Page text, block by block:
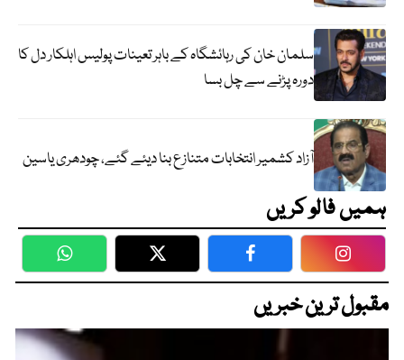
سلمان خان کی رہائشگاہ کے باہر تعینات پولیس اہلکار دل کا
دورہ پڑنے سے چل بسا
آزاد کشمیر انتخابات متنازع بنا دیئے گئے، چودھری یاسین
ہمیں فالو کریں
WhatsApp Twitter Facebook
مقبول ترین خبریں